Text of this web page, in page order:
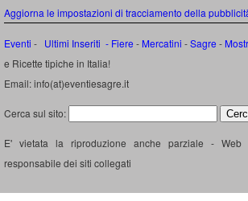
Aggiorna le impostazioni di tracciamento della
Eventi - Ultimi Inseriti - Fiere - Mercatini -Sagre -
e Ricette tipiche in Italia!
Email: info(at)eventiesagre.it
Cerca sul sito:
E' vietata la riproduzione anche parziale -
responsabile dei siti collegati